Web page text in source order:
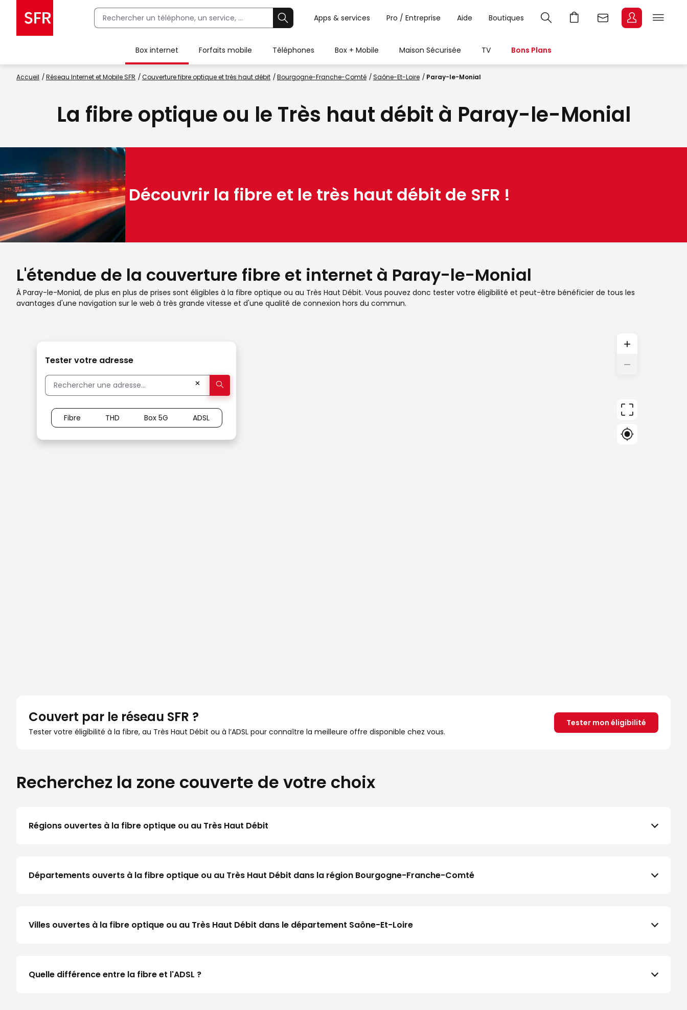
Apps & services Pro / Entreprise Aide Boutiques
Box internet Forfaits mobile Téléphones Box + Mobile Maison Sécurisée TV Bons Plans
Accueil Réseau Internet et Mobile SFR Couverture fibre optique et très haut débit Bourgogne-Franche-Comté Saône-Et-Loire Paray-le-Monial
La fibre optique ou le Très haut débit à Paray-le-Monial
Découvrir la fibre et le très haut débit de SFR !
L'étendue de la couverture fibre et internet à Paray-le-Monial
À Paray-le-Monial, de plus en plus de prises sont éligibles à la fibre optique ou au Très Haut Débit. Vous pouvez donc tester votre éligibilité et peut-être bénéficier de tous les
avantages d'une navigation sur le web à très grande vitesse et d'une qualité de connexion hors du commun.
+
−
Tester votre adresse
✕
Fibre THD Box 5G ADSL
Couvert par le réseau SFR ?
Tester votre éligibilité à la fibre, au Très Haut Débit ou à l’ADSL pour connaître la meilleure offre disponible chez vous.
Tester mon éligibilité
Recherchez la zone couverte de votre choix
Régions ouvertes à la fibre optique ou au Très Haut Débit
Départements ouverts à la fibre optique ou au Très Haut Débit dans la région Bourgogne-Franche-Comté
Villes ouvertes à la fibre optique ou au Très Haut Débit dans le département Saône-Et-Loire
Quelle différence entre la fibre et l'ADSL ?